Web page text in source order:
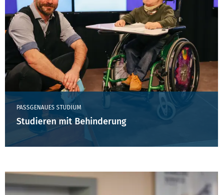
PASSGENAUES STUDIUM
Studieren mit Behinderung